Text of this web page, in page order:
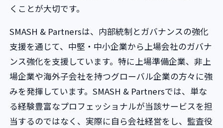
くことが大切です。
SMASH & Partnersは、内部統制とガバナンスの強化
支援を通じて、中堅・中小企業から上場会社のガバナ
ンス強化を支援しています。特に上場準備企業、非上
場企業や海外子会社を持つグローバル企業の方々に強
みを発揮しています。SMASH & Partnersでは、単な
る経験豊富なプロフェッショナルが当該サービスを担
当するのではなく、実際に自ら会社経営をし、監査役